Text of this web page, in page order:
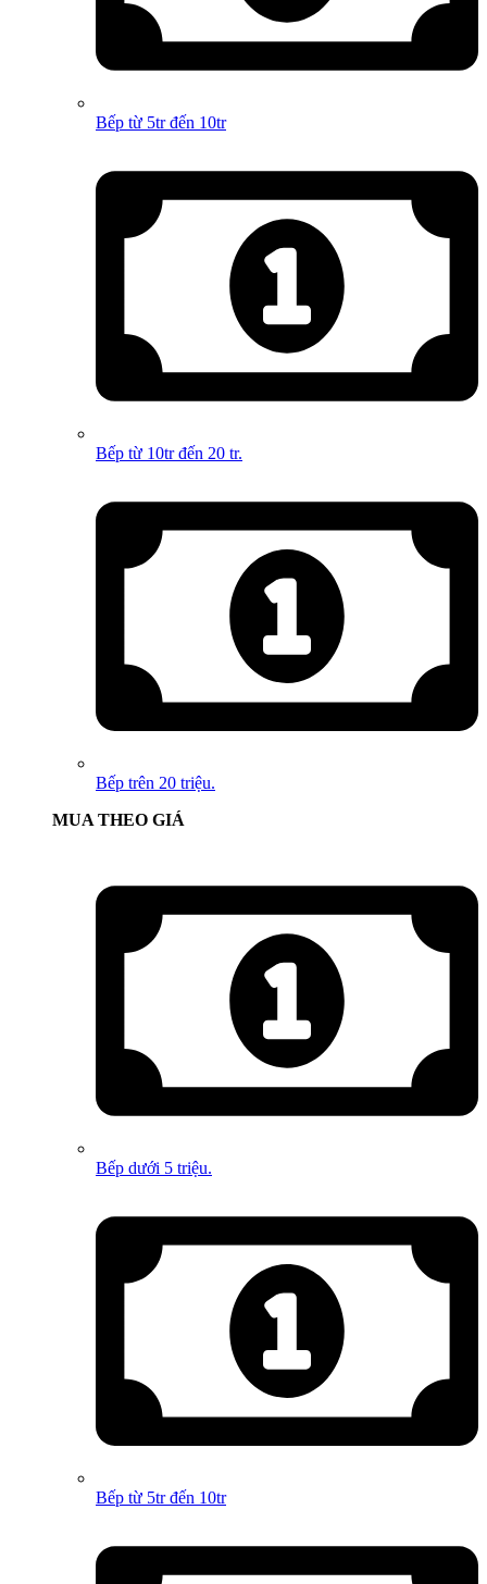
Bếp từ 5tr đến 10tr
Bếp từ 10tr đến 20 tr.
Bếp trên 20 triệu.
MUA THEO GIÁ
Bếp dưới 5 triệu.
Bếp từ 5tr đến 10tr